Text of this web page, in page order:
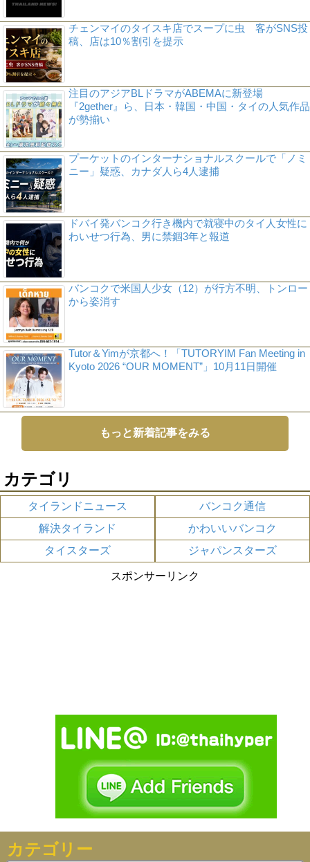
チェンマイのタイスキ店でスープに虫 客がSNS投
稿、店は10％割引を提示
注目のアジアBLドラマがABEMAに新登場
『2gether』ら、日本・韓国・中国・タイの人気作品
が勢揃い
プーケットのインターナショナルスクールで「ノミ
ニー」疑惑、カナダ人ら4人逮捕
ドバイ発バンコク行き機内で就寝中のタイ人女性に
わいせつ行為、男に禁錮3年と報道
バンコクで米国人少女（12）が行方不明、トンロー
から姿消す
Tutor＆Yimが京都へ！「TUTORYIM Fan Meeting in
Kyoto 2026 “OUR MOMENT”」10月11日開催
もっと新着記事をみる
カテゴリ
タイランドニュース
バンコク通信
解決タイランド
かわいいバンコク
タイスターズ
ジャパンスターズ
スポンサーリンク
カテゴリー